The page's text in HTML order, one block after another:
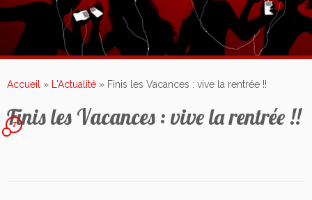
Accueil » L'Actualité » Finis les Vacances : vive la rentrée !!
Finis les Vacances : vive la rentrée !!
7